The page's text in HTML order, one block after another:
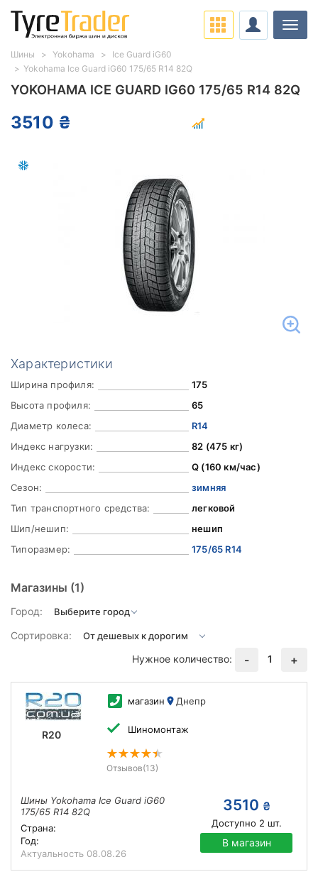
YOKOHAMA ICE GUARD IG60 175/65 R14 82Q
3510 ₴
Характеристики
Ширина профиля:
175
Высота профиля:
65
Диаметр колеса:
R14
Индекс нагрузки:
82 (475 кг)
Индекс скорости:
Q (160 км/час)
Сезон:
зимняя
Тип транспортного средства:
легковой
Шип/нешип:
нешип
Типоразмер:
175/65 R14
Магазины (1)
Город:
Сортировка:
Нужное количество:
- 1 +
R20
магазин Днепр
Шиномонтаж
Отзывов(13)
Шины Yokohama Ice Guard iG60
175/65 R14 82Q
Страна:
Год:
Актуальность 08.08.26
3510 ₴
Доступно 2 шт.
В магазин
Шины Yokohama
Ice Guard iG60
Yokohama Ice Guard iG60 175/65 R14 82Q